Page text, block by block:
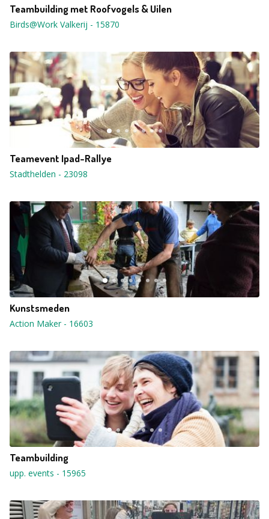
Teambuilding met Roofvogels & Uilen
Birds@Work Valkerij - 15870
Teamevent Ipad-Rallye
Stadthelden - 23098
Kunstsmeden
Action Maker- 16603
Teambuilding
upp. events - 15965